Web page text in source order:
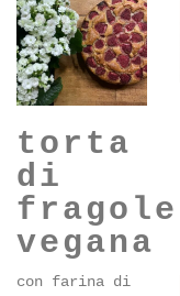
torta
di
fragole
vegana